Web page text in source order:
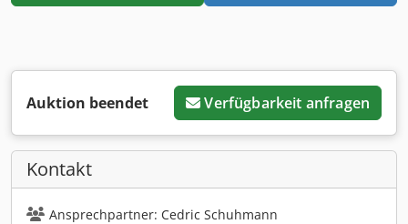
Auktion beendet Verfügbarkeit anfragen
Kontakt
Ansprechpartner: Cedric Schuhmann